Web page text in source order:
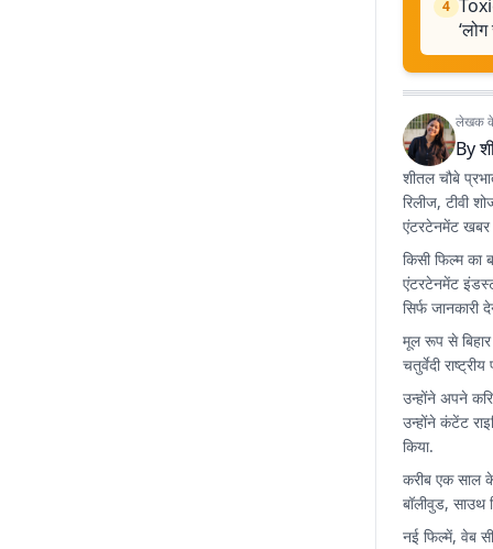
4
लेखक के
By
शीतल चौबे
रिलीज, टीवी
एंटरटेनमेंट खबर
किसी फिल्म का
एंटरटेनमेंट
सिर्फ
मूल रूप से
चतुर्वेदी
उन्होंने अपने
उन्होंने कंटेंट
किया.
करीब एक साल
बॉलीवुड, साउथ
नई फिल्में, वेब